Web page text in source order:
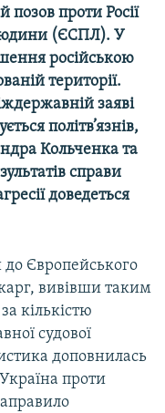
позов проти Росії
(ЄСПЛ). У
російською
території.
заяві
політв’язнів,
Кольченка та
справи
доведеться
до Європейського
вивівши таким
кількістю
судової
доповнилась
проти